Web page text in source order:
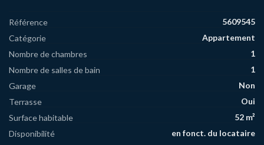
Référence
5609545
Catégorie
Appartement
Nombre de chambres
1
Nombre de salles de bain
1
Garage
Non
Terrasse
Oui
Surface habitable
52 m²
Disponibilité
en fonct. du locataire